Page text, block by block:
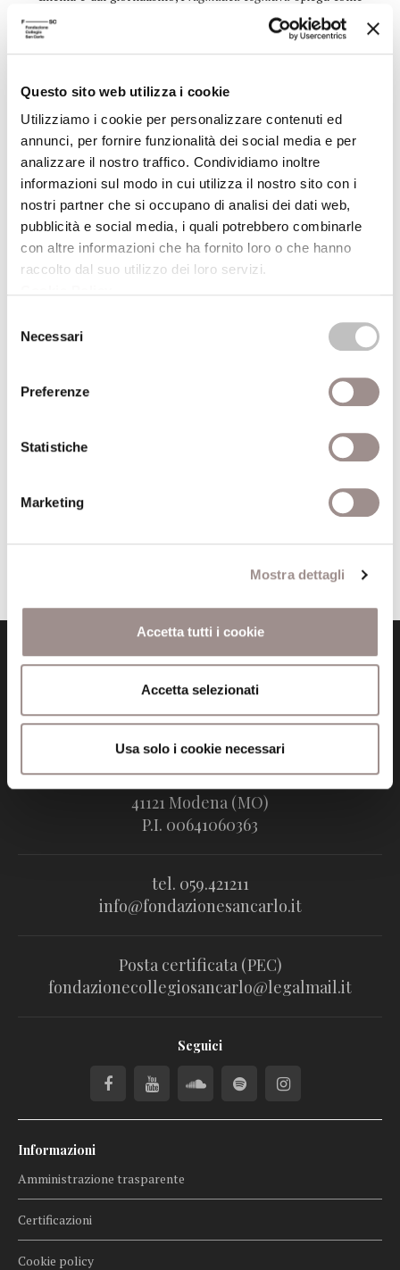
Questo sito web utilizza i cookie
Utilizziamo i cookie per personalizzare contenuti ed
annunci, per fornire funzionalità dei social media e per
analizzare il nostro traffico. Condividiamo inoltre
informazioni sul modo in cui utilizza il nostro sito con i
nostri partner che si occupano di analisi dei dati web,
pubblicità e social media, i quali potrebbero combinarle
con altre informazioni che ha fornito loro o che hanno
raccolto dal suo utilizzo dei loro servizi.
delNecessari
Preferenze
Statistiche
Marketing
Mostra dettagli
Accetta tutti i cookie
Accetta selezionati
Usa solo i cookie necessari
e perché non bastino una “sintassi” e una “semantica” né per
Dati aggiuntivi
Autore Claudia Bianchi
Anno
pubblicazione
2009
Recensito da
Lodovica Maria
Anno recensione
Comune
Pagine
Fondazione Collegio San Carlo
Via San Carlo 5
41121 Modena (MO)
P.I. 00641060363
tel. 059.421211
info@fondazionesancarlo.it
Posta certificata (PEC)
fondazionecollegiosancarlo@legalmail.it
Seguici
Informazioni
Amministrazione trasparente
Certificazioni
Cookie policy